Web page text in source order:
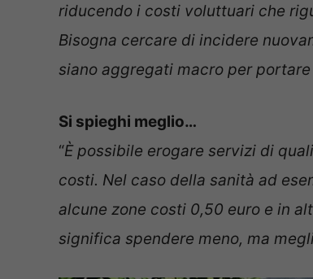
riducendo i costi voluttuari che
Bisogna cercare di incidere
siano aggregati macro per
Si spieghi meglio…
“È possibile erogare servizi di
costi. Nel caso della sanità ad
alcune zone costi 0,50 euro e in
significa spendere meno, ma